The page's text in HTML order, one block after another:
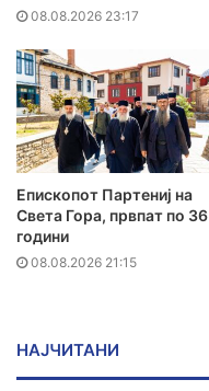
08.08.2026 23:17
Епископот Партениј на
Света Гора, првпат по 36
години
08.08.2026 21:15
НАЈЧИТАНИ